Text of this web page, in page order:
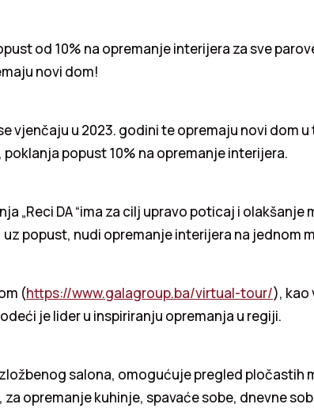
od 10% na opremanje interijera za sve
novi dom!
vjenčaju u 2023. godini te opremaju novi dom
poklanja popust 10% na opremanje interijera.
„Reci DA “ima za cilj upravo poticaj i olakšanje
popust, nudi opremanje interijera na jednom
(https://www.galagroup.ba/virtual-tour/), kao
je lider u inspiriranju opremanja u regiji.
salona, omogućuje pregled pločastih
opremanje kuhinje, spavaće sobe, dnevne